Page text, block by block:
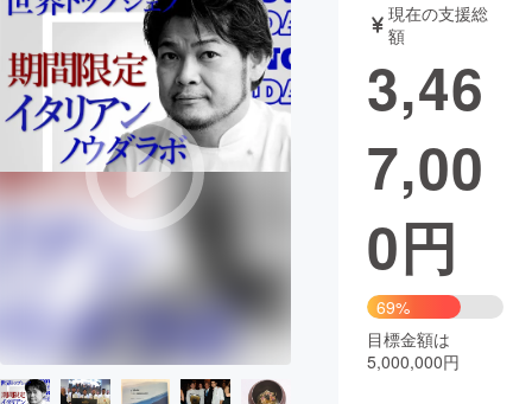
テクノロジー・ガジェット
映像・映画 書籍・雑誌
ビジネス・起業 チャレンジ
まちづくり・地域活性化
CAMPFIRE for Social Good
CAMPFIRE Creation
CAMPFIREふるさと納税machi-ya コミュニティ
現在の支援総
額
3,46
7,00
0円
69%
目標金額は
5,000,000円